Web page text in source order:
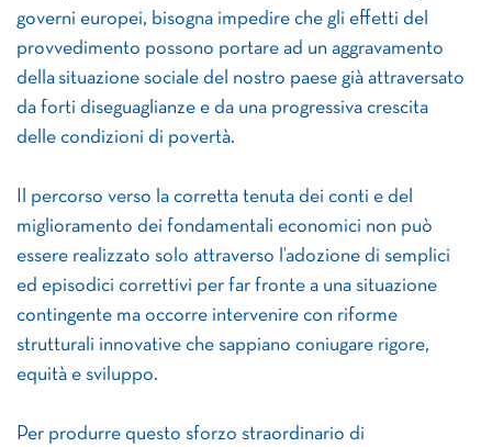
governi europei, bisogna impedire che gli effetti del
provvedimento possono portare ad un aggravamento
della situazione sociale del nostro paese già attraversato
da forti diseguaglianze e da una progressiva crescita
delle condizioni di povertà.
Il percorso verso la corretta tenuta dei conti e del
miglioramento dei fondamentali economici non può
essere realizzato solo attraverso l’adozione di semplici
ed episodici correttivi per far fronte a una situazione
contingente ma occorre intervenire con riforme
strutturali innovative che sappiano coniugare rigore,
equità e sviluppo.
Per produrre questo sforzo straordinario di